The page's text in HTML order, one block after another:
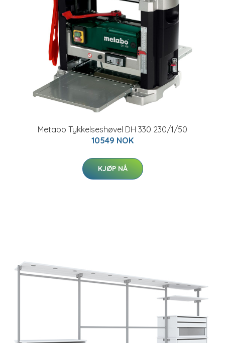
Metabo Tykkelseshøvel DH 330 230/1/50
10549 NOK
KJØP NÅ